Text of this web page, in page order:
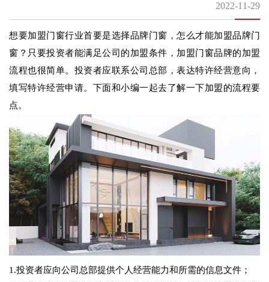
2022-11-29
想要加盟门窗行业首要是选择品牌门窗，怎么才能加盟品牌门
窗？只要投资者能满足公司的加盟条件，加盟门窗品牌的加盟
流程也很简单。投资者应联系公司总部，表达特许经营意向，
填写特许经营申请。下面和小编一起去了解一下加盟的流程要
点。
1.投资者应向公司总部提供个人经营能力和所需的信息文件；